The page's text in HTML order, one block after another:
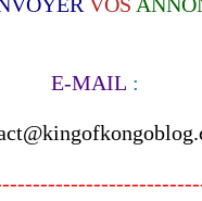
MAIL :